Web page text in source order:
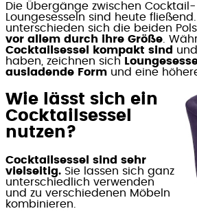
Die Übergänge zwischen Cocktail-
Loungesesseln sind heute
unterschieden sich die beiden
vor allem durch ihre Größe.
Cocktailsessel kompakt sind
haben, zeichnen sich
ausladende Form und eine
Wie lässt sich ein
Cocktailsessel
nutzen?
Cocktailsessel sind sehr
vielseitig. Sie lassen sich ganz
unterschiedlich verwenden
und zu verschiedenen Möbeln
kombinieren.